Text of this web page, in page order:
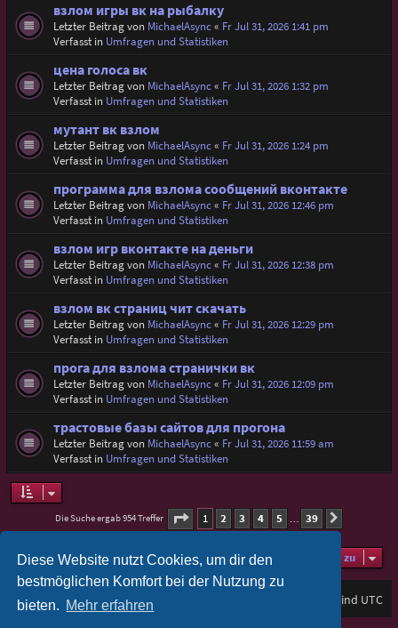
Diese Website nutzt Cookies, um dir den
bestmöglichen Komfort bei der Nutzung zu
bieten. Mehr erfahren
взлом игры вк на рыбалку
Letzter Beitrag von MichaelAsync« Fr Jul 31, 2026 1:41 pm
Verfasst in Umfragen und Statistiken
цена голоса вк
Letzter Beitrag von MichaelAsync« Fr Jul 31, 2026 1:32 pm
Verfasst in Umfragen und Statistiken
мутант вк взлом
Letzter Beitrag von MichaelAsync« Fr Jul 31, 2026 1:24 pm
Verfasst in Umfragen und Statistiken
программа для взлома сообщений вконтакте
Letzter Beitrag von MichaelAsync« Fr Jul 31, 2026 12:46 pm
Verfasst in Umfragen und Statistiken
взлом игр вконтакте на деньги
Letzter Beitrag von MichaelAsync« Fr Jul 31, 2026 12:38 pm
Verfasst in Umfragen und Statistiken
взлом вк страниц чит скачать
Letzter Beitrag von MichaelAsync« Fr Jul 31, 2026 12:29 pm
Verfasst in Umfragen und Statistiken
прога для взлома странички вк
Letzter Beitrag von MichaelAsync« Fr Jul 31, 2026 12:09 pm
Verfasst in Umfragen und Statistiken
трастовые базы сайтов для прогона
Letzter Beitrag von MichaelAsync« Fr Jul 31, 2026 11:59 am
Verfasst in Umfragen und Statistiken
Die Suche ergab 954 Treffer Seite 1von 39
1 2 3 4 5 … 39
Gehe zu
Foren-Übersicht Alle Zeiten sind UTC